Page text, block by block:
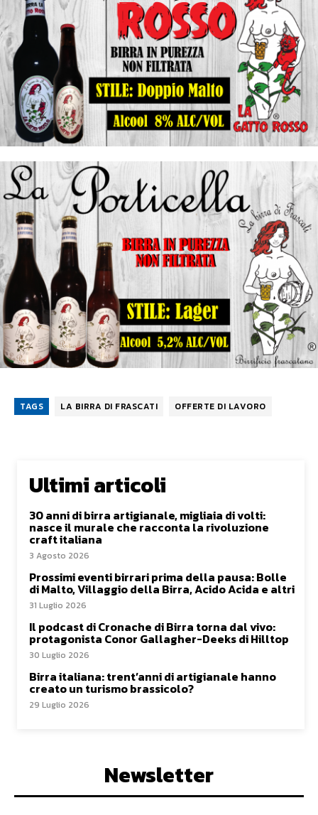
TAGS LA BIRRA DI FRASCATI OFFERTE DI LAVORO
Ultimi articoli
30 anni di birra artigianale, migliaia di volti:
nasce il murale che racconta la rivoluzione
craft italiana
3 Agosto 2026
Prossimi eventi birrari prima della pausa: Bolle
di Malto, Villaggio della Birra, Acido Acida e altri
31 Luglio 2026
Il podcast di Cronache di Birra torna dal vivo:
protagonista Conor Gallagher-Deeks di Hilltop
30 Luglio 2026
Birra italiana: trent’anni di artigianale hanno
creato un turismo brassicolo?
29 Luglio 2026
Newsletter